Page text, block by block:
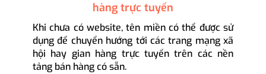
hàng trực tuyến
Khi chưa có website, tên miền có thể được sử
dụng để chuyển hướng tới các trang mạng xã
hội hay gian hàng trực tuyến trên các nền
tảng bán hàng có sẵn.